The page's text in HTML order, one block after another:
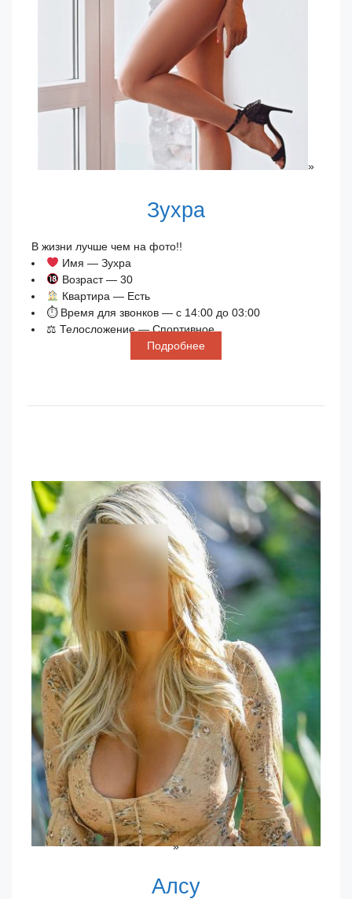
»
Зухра
В жизни лучше чем на фото!!
Имя — Зухра
Возраст — 30
Квартира — Есть
⏱ Время для звонков — с 14:00 до 03:00
⚖ Телосложение — Спортивное
Подробнее
»
Алсу